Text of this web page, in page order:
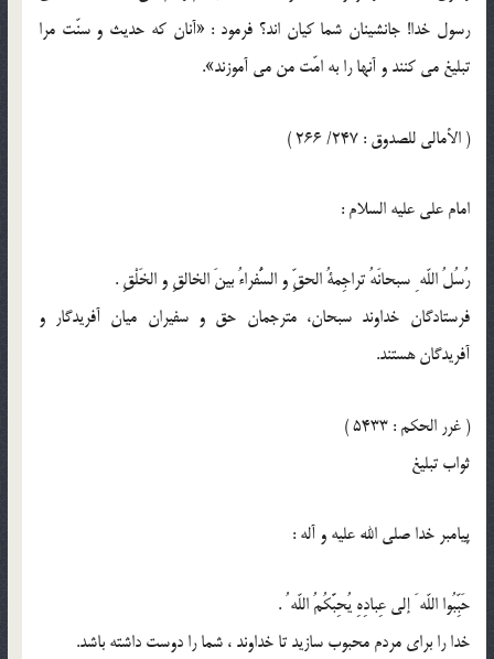
رسول خدا! جانشينان شما كيان اند؟ فرمود : «آنان كه حديث و سنّت مرا
تبليغ مى كنند و آنها را به امّت من مى آموزند».
( الأمالي للصدوق : 247/ 266 )
امام على عليه السلام :
رُسُلُ اللّه ِ سبحانَهُ تراجِمةُ الحقِّ و السُّفراءُ بينَ الخالقِ و الخَلْقِ .
فرستادگان خداوند سبحان، مترجمان حق و سفيران ميان آفريدگار و
آفريدگان هستند.
( غرر الحكم : 5433 )
ثواب تبليغ
پيامبر خدا صلى الله عليه و آله :
حَبِّبُوا اللّه َ إلى عِبادِهِ يُحِبَّكُمُ اللّه ُ .
خدا را براى مردم محبوب سازيد تا خداوند ، شما را دوست داشته باشد.